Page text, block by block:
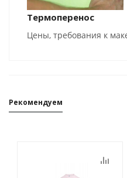
Термоперенос
Цены, требования к
Рекомендуем